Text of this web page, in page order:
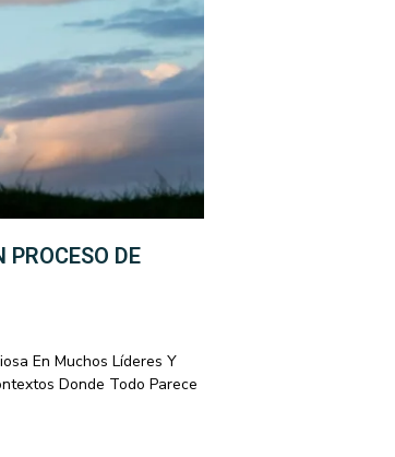
DE
En Muchos Líderes Y
Donde Todo Parece